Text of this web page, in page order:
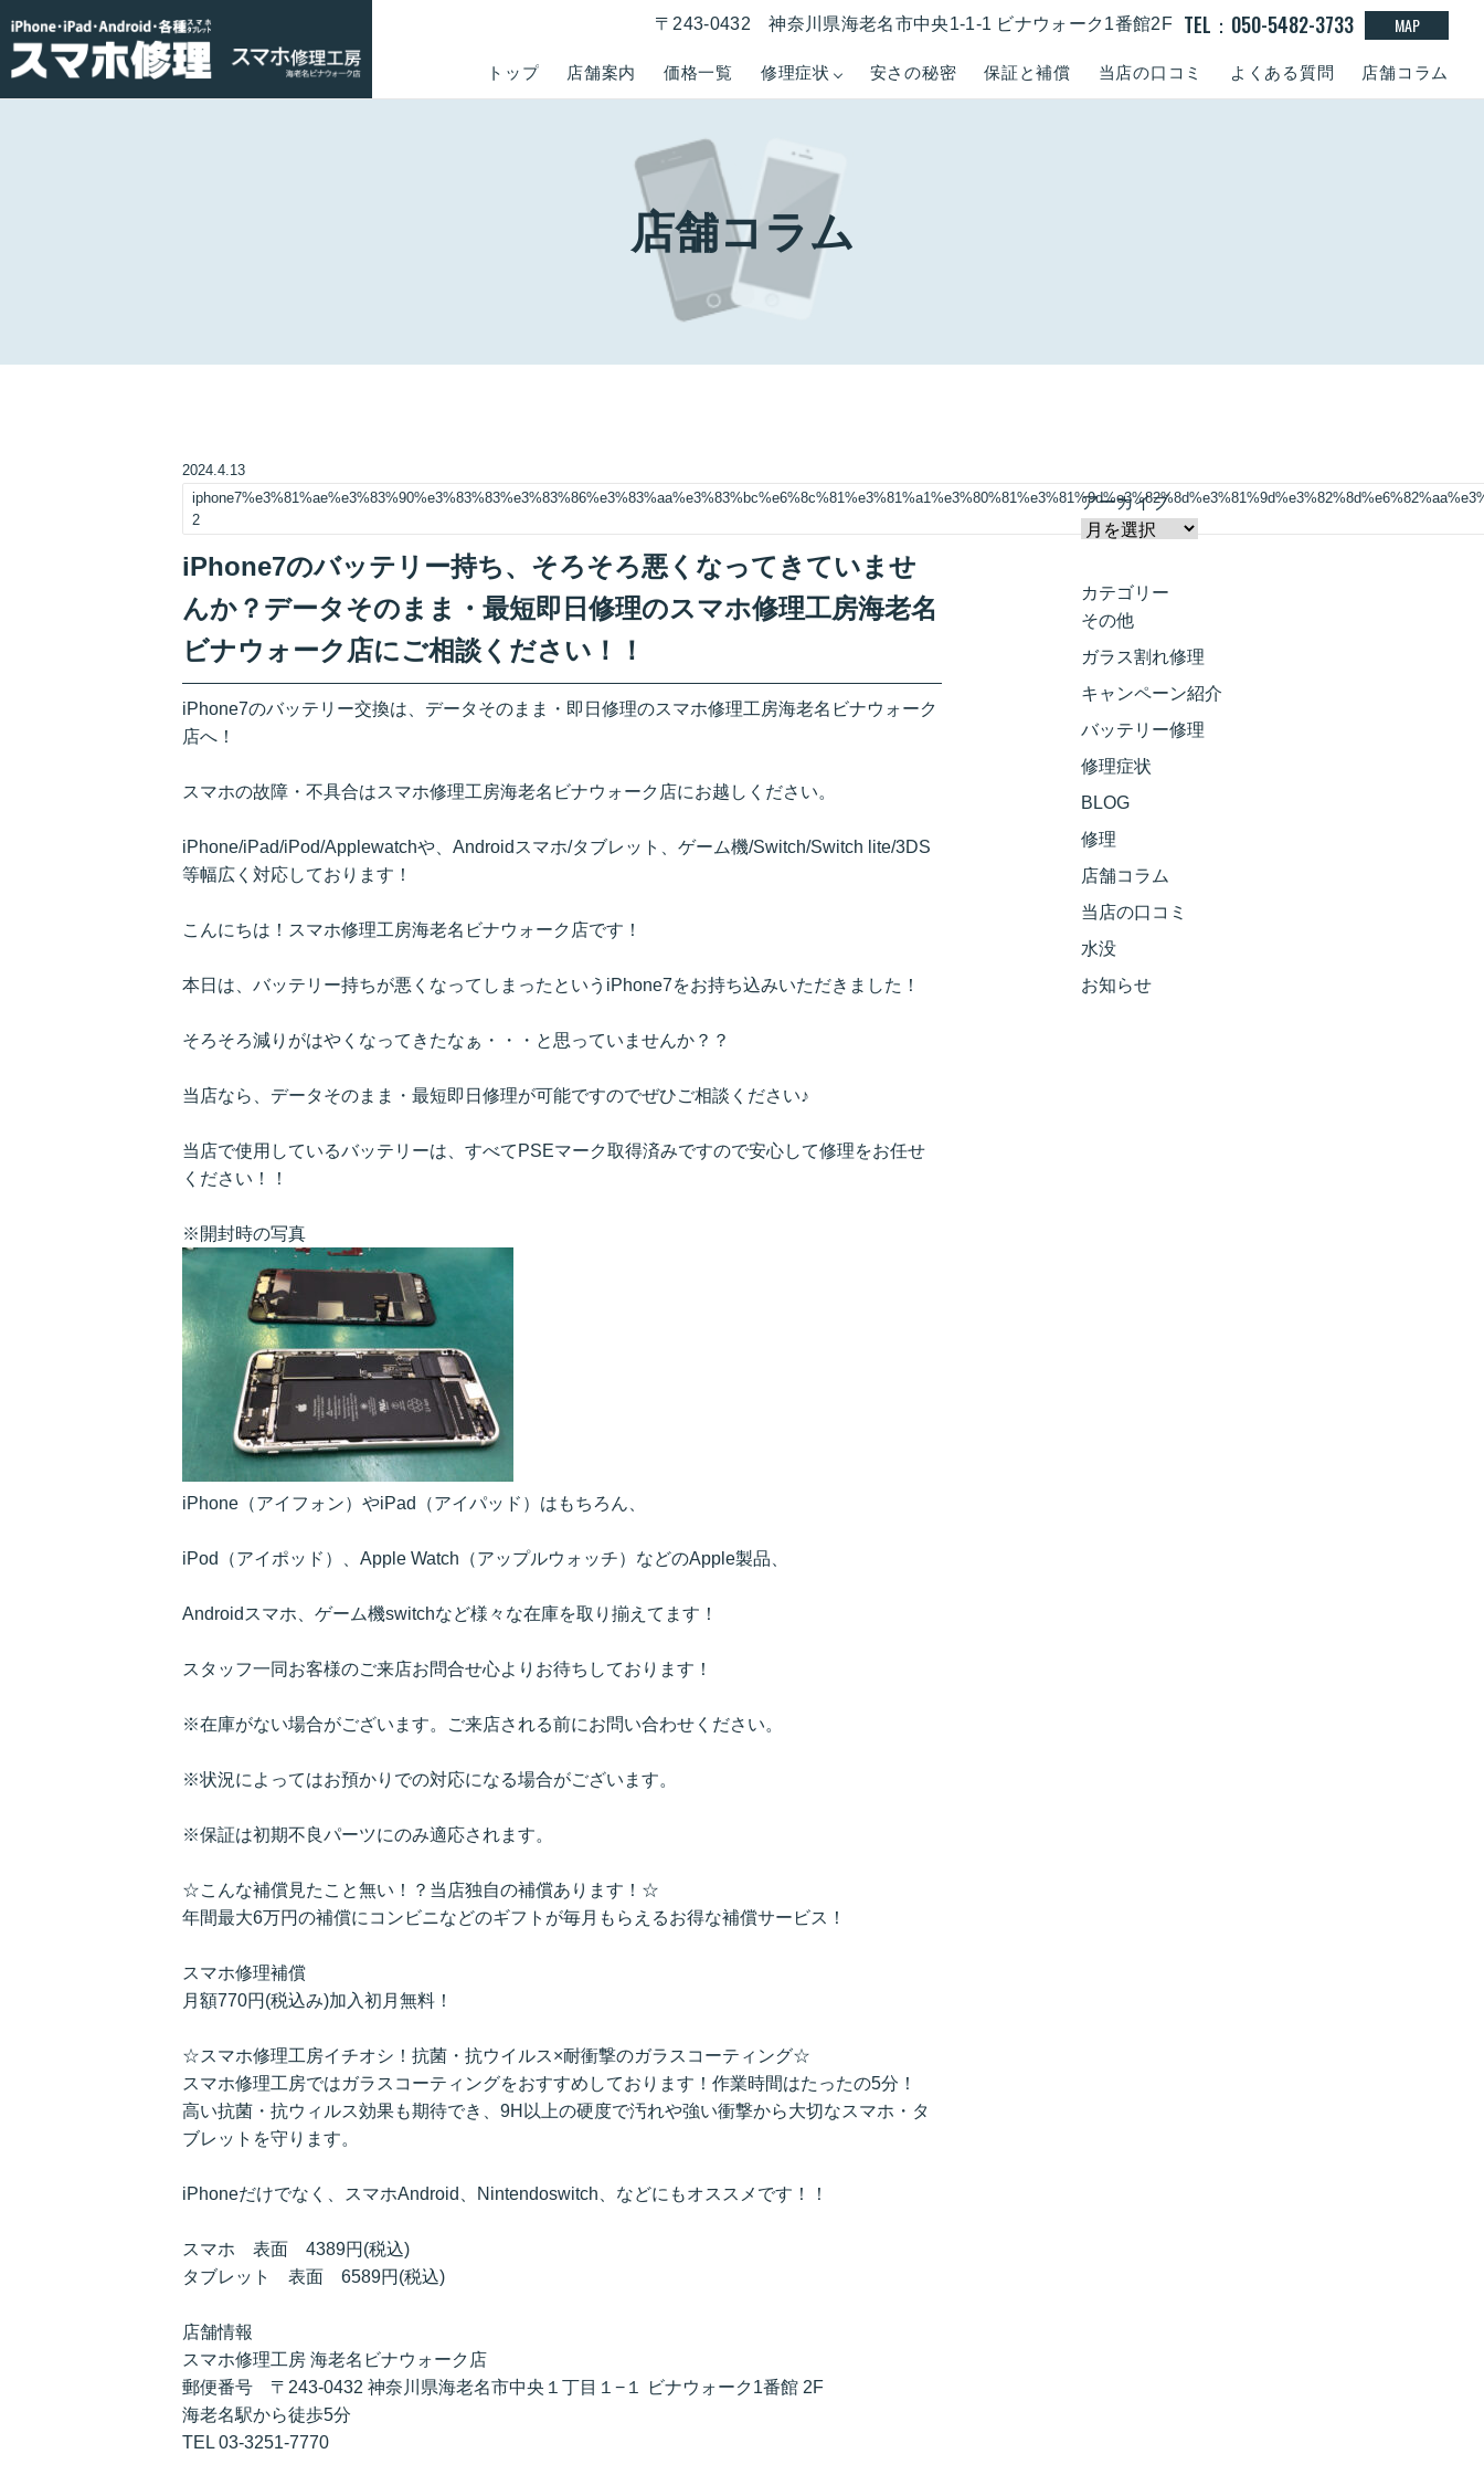
トップ 店舗案内 価格一覧 修理症状 安さの秘密 保証と補償 当店の口コミ よくある質問 店舗コラム
〒243-0432 神奈川県海老名市中央1-1-1 ビナウォーク1番館2F TEL：050-5482-3733 MAP
店舗コラム
2024.4.13
2
iPhone7のバッテリー持ち、そろそろ悪くなってきていませ
んか？データそのまま・最短即日修理のスマホ修理工房海老名
ビナウォーク店にご相談ください！！
iPhone7のバッテリー交換は、データそのまま・即日修理のスマホ修理工房海老名ビナウォーク
店へ！
スマホの故障・不具合はスマホ修理工房海老名ビナウォーク店にお越しください。
iPhone/iPad/iPod/Applewatchや、Androidスマホ/タブレット、ゲーム機/Switch/Switch lite/3DS
等幅広く対応しております！
こんにちは！スマホ修理工房海老名ビナウォーク店です！
本日は、バッテリー持ちが悪くなってしまったというiPhone7をお持ち込みいただきました！
そろそろ減りがはやくなってきたなぁ・・・と思っていませんか？？
当店なら、データそのまま・最短即日修理が可能ですのでぜひご相談ください♪
当店で使用しているバッテリーは、すべてPSEマーク取得済みですので安心して修理をお任せ
ください！！
※開封時の写真
iPhone（アイフォン）やiPad（アイパッド）はもちろん、
iPod（アイポッド）、Apple Watch（アップルウォッチ）などのApple製品、
Androidスマホ、ゲーム機switchなど様々な在庫を取り揃えてます！
スタッフ一同お客様のご来店お問合せ心よりお待ちしております！
※在庫がない場合がございます。ご来店される前にお問い合わせください。
※状況によってはお預かりでの対応になる場合がございます。
※保証は初期不良パーツにのみ適応されます。
☆こんな補償見たこと無い！？当店独自の補償あります！☆
年間最大6万円の補償にコンビニなどのギフトが毎月もらえるお得な補償サービス！
スマホ修理補償
月額770円(税込み)加入初月無料！
☆スマホ修理工房イチオシ！抗菌・抗ウイルス×耐衝撃のガラスコーティング☆
スマホ修理工房ではガラスコーティングをおすすめしております！作業時間はたったの5分！
高い抗菌・抗ウィルス効果も期待でき、9H以上の硬度で汚れや強い衝撃から大切なスマホ・タ
ブレットを守ります。
iPhoneだけでなく、スマホAndroid、Nintendoswitch、などにもオススメです！！
スマホ 表面 4389円(税込)
タブレット 表面 6589円(税込)
店舗情報
スマホ修理工房 海老名ビナウォーク店
郵便番号 〒243-0432 神奈川県海老名市中央１丁目１−１ ビナウォーク1番館 2F
海老名駅から徒歩5分
TEL 03-3251-7770
アーカイブ
カテゴリー
その他
ガラス割れ修理
キャンペーン紹介
バッテリー修理
修理症状
BLOG
修理
店舗コラム
当店の口コミ
水没
お知らせ